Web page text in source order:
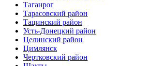
Таганрог
Тарасовский район
Тацинский район
Усть-Донецкий район
Целинский район
Цимлянск
Чертковский район